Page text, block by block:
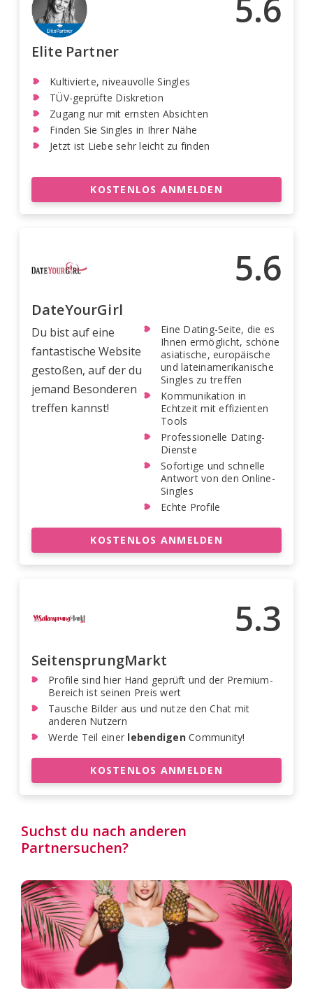
5.6
Elite Partner
Kultivierte, niveauvolle Singles
TÜV-geprüfte Diskretion
Zugang nur mit ernsten Absichten
Finden Sie Singles in Ihrer Nähe
Jetzt ist Liebe sehr leicht zu finden
KOSTENLOS ANMELDEN
5.6
DateYourGirl
Du bist auf eine
fantastische Website
gestoßen, auf der du
jemand Besonderen
treffen kannst!
Eine Dating-Seite, die es
Ihnen ermöglicht, schöne
asiatische, europäische
und lateinamerikanische
Singles zu treffen
Kommunikation in
Echtzeit mit effizienten
Tools
Professionelle Dating-
Dienste
Sofortige und schnelle
Antwort von den Online-
Singles
Echte Profile
KOSTENLOS ANMELDEN
5.3
SeitensprungMarkt
Profile sind hier Hand geprüft und der Premium-
Bereich ist seinen Preis wert
Tausche Bilder aus und nutze den Chat mit
anderen Nutzern
Werde Teil einer lebendigenCommunity!
KOSTENLOS ANMELDEN
Suchst du nach anderen
Partnersuchen?